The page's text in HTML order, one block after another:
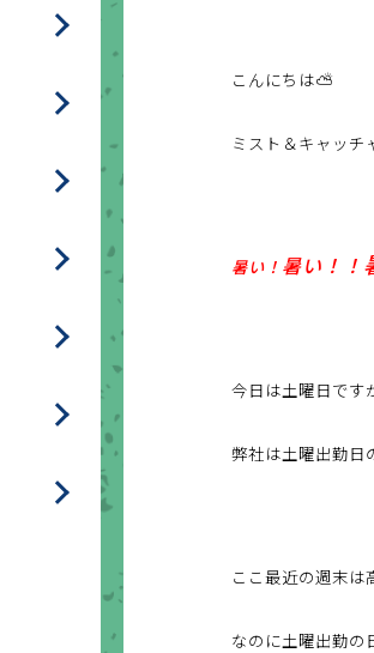
こんにちは⛅
ミスト＆キャッチ
暑い！ 暑い！！
今日は土曜日です
弊社は土曜出勤
ここ最近の週末は
なのに土曜出勤の